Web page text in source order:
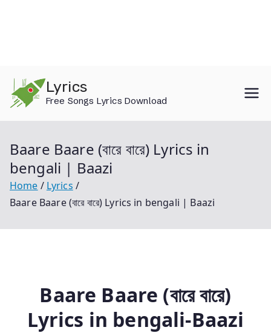
content
Lyrics
Free Songs Lyrics Download
Baare Baare (বারে বারে) Lyrics in
bengali | Baazi
Home
Lyrics
Baare Baare (বারে বারে) Lyrics in bengali | Baazi
Baare Baare (বারে বারে)
Lyrics in bengali-Baazi